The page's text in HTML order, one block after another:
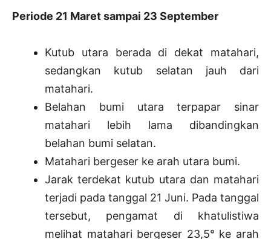
Periode 21 Maret sampai 23 September
Kutub utara berada di dekat matahari,
sedangkan kutub selatan jauh dari
matahari.
Belahan bumi utara terpapar sinar
matahari lebih lama dibandingkan
belahan bumi selatan.
Matahari bergeser ke arah utara bumi.
Jarak terdekat kutub utara dan matahari
terjadi pada tanggal 21 Juni. Pada tanggal
tersebut, pengamat di khatulistiwa
melihat matahari bergeser 23,5° ke arah